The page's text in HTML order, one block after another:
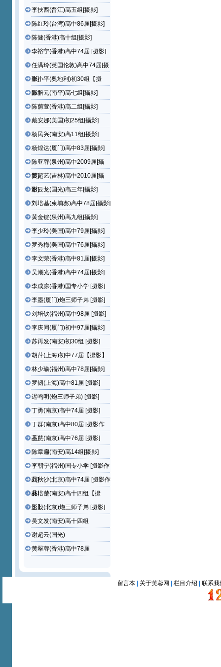
李扶西(晋江)高五组[摄影]
陈红玲(台湾)高中86届[摄影]
陈健(香港)高十组[摄影]
李裕宁(香港)高中74届 [摄影]
任满玲(英国伦敦)高中74届[摄
影]
张小平(奥地利)初30组【摄
影】
陈培元(南平)高七组[攝影]
陈荫萱(香港)高二组[攝影]
戴安娜(美国)初25组[攝影]
杨民兴(南安)高11组[摄影]
杨煌达(厦门)高中83届[攝影]
陈亚蓉(泉州)高中2009届[攝
影]
黄超艺(吉林)高中2010届[攝
影]
谢云龙(国光)高三年[攝影]
刘培基(柬埔寨)高中78届[攝影]
黄金锭(泉州)高九组[攝影]
李少玲(美国)高中79届[攝影]
罗秀梅(美国)高中76届[攝影]
李文荣(香港)高中81届[摄影]
吴潮光(香港)高中74届[摄影]
李成凉(香港)国专小学 [摄影]
李墨(厦门)炮三师子弟 [摄影]
刘培钦(福州)高中98届 [摄影]
李庆同(厦门)初中97届[攝影]
苏再发(南安)初30组 [摄影]
胡萍(上海)初中77届【攝影】
林少瑜(福州)高中78届[攝影]
罗韧(上海)高中81届 [摄影]
迟鸣明(炮三师子弟) [摄影]
丁勇(南京)高中74届 [摄影]
丁群(南京)高中80届 [摄影作
品]
丁慧(南京)高中76届 [摄影]
陈章扁(南安)高14组[摄影]
李朝宁(福州)国专小学 [摄影作
品]
刘秋沙(北京)高中74届 [摄影作
品]
林培楚(南安)高十四组【攝
影】
王毅(北京)炮三师子弟 [摄影]
吴文发(南安)高十四组
谢超云(国光)
黄翠蓉(香港)高中78届
留言本| 关于芙蓉网 栏目介绍 联系我